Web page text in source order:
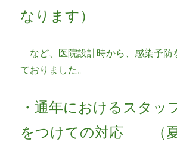
なります）
など、医院設計時から、感染予防
ておりました。
・通年におけるスタッ
をつけての対応 （夏